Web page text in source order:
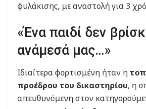
φυλάκισης, με αναστολή για 3
«Ένα παιδί δεν
ανάμεσά μας…»
Ιδιαίτερα φορτισμένη ήταν η
προέδρου του δικαστηρίου, η
απευθυνόμενη στον